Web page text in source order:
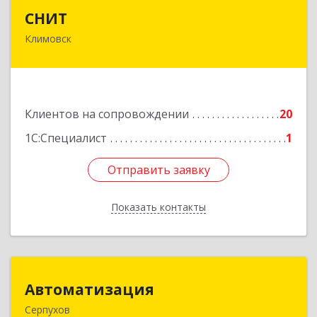
СНИТ
Климовск
Клиентов на сопровождении
20
1С:Специалист
1
Отправить заявку
Показать контакты
142180, Московская обл, Климовск г, Советская
Отправить заявку
Назад
Автоматизация
Серпухов